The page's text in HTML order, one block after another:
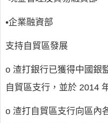
•企業融資部
支持自貿區發展
o 渣打銀行已獲得中國銀
自貿區支行，並於 2014
o 渣打自貿區支行向區內